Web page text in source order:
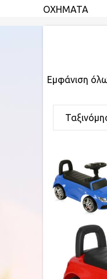
ΟΧΗΜΑΤΑ
Εμφάνιση